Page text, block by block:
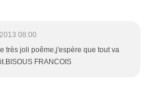
08:00
très joli poême,j'espère que tout va
FRANCOIS